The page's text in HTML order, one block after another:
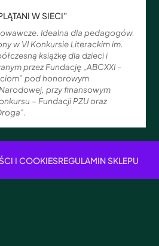
W SIECI”
Idealna dla pedagogów.
w VI Konkursie Literackim im.
książkę dla dzieci i
przez Fundację „ABCXXI –
pod honorowym
przy finansowym
– Fundacji PZU oraz
I COOKIESREGULAMIN SKLEPU